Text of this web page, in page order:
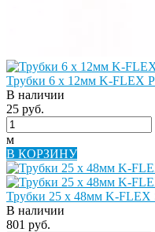
Трубки 6 х 12мм K-FLEX
В наличии
25 руб.
м
В КОРЗИНУ
Трубки 25 х 48мм K-FLEX
В наличии
801 руб.